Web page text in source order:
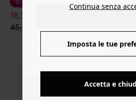
18,39 €
45,99 €
Continua senza
Imposta le tue
Accetta e